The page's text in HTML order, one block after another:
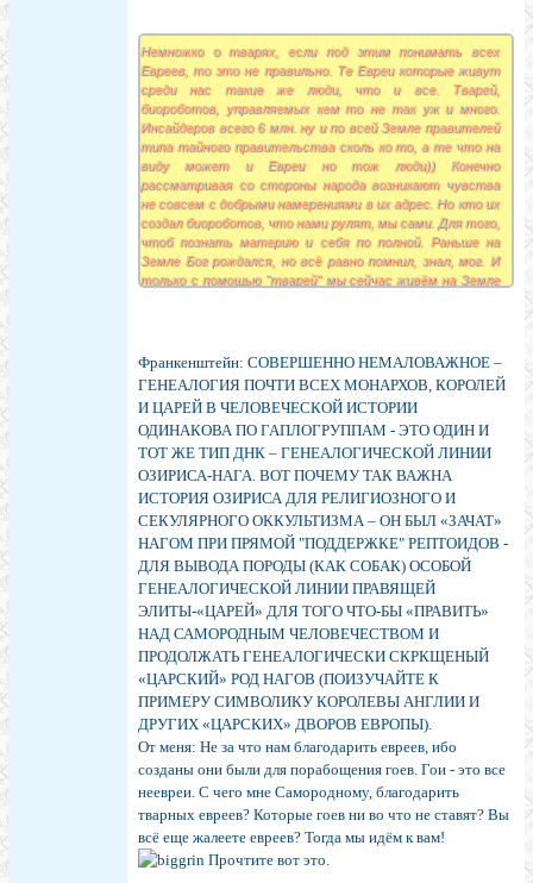
Немножко о тварях, если под этим понимать всех
Евреев, то это не правильно. Те Евреи которые живут
среди нас такие же люди, что и все. Тварей,
биороботов, управляемых кем то не так уж и много.
Инсайдеров всего 6 млн. ну и по всей Земле правителей
типа тайного правительства сколь ко то, а те что на
виду может и Евреи но тож люди)) Конечно
рассматривая со стороны народа возникают чувства
не совсем с добрыми намерениями в их адрес. Но кто их
создал биороботов, что нами рулят, мы сами. Для того,
чтоб познать материю и себя по полной. Раньше на
Земле Бог рождался, но всё равно помнил, знал, мог. И
только с помощью "тварей" мы сейчас живём на Земле
Франкенштейн: СОВЕРШЕННО НЕМАЛОВАЖНОЕ –
ГЕНЕАЛОГИЯ ПОЧТИ ВСЕХ МОНАРХОВ, КОРОЛЕЙ
И ЦАРЕЙ В ЧЕЛОВЕЧЕСКОЙ ИСТОРИИ
ОДИНАКОВА ПО ГАПЛОГРУППАМ - ЭТО ОДИН И
ТОТ ЖЕ ТИП ДНК – ГЕНЕАЛОГИЧЕСКОЙ ЛИНИИ
ОЗИРИСА-НАГА. ВОТ ПОЧЕМУ ТАК ВАЖНА
ИСТОРИЯ ОЗИРИСА ДЛЯ РЕЛИГИОЗНОГО И
СЕКУЛЯРНОГО ОККУЛЬТИЗМА – ОН БЫЛ «ЗАЧАТ»
НАГОМ ПРИ ПРЯМОЙ "ПОДДЕРЖКЕ" РЕПТОИДОВ -
ДЛЯ ВЫВОДА ПОРОДЫ (КАК СОБАК) ОСОБОЙ
ГЕНЕАЛОГИЧЕСКОЙ ЛИНИИ ПРАВЯЩЕЙ
ЭЛИТЫ-«ЦАРЕЙ» ДЛЯ ТОГО ЧТО-БЫ «ПРАВИТЬ»
НАД САМОРОДНЫМ ЧЕЛОВЕЧЕСТВОМ И
ПРОДОЛЖАТЬ ГЕНЕАЛОГИЧЕСКИ СКРКЩЕНЫЙ
«ЦАРСКИЙ» РОД НАГОВ (ПОИЗУЧАЙТЕ К
ПРИМЕРУ СИМВОЛИКУ КОРОЛЕВЫ АНГЛИИ И
ДРУГИХ «ЦАРСКИХ» ДВОРОВ ЕВРОПЫ).
От меня: Не за что нам благодарить евреев, ибо
созданы они были для порабощения гоев. Гои - это все
неевреи. С чего мне Самородному, благодарить
тварных евреев? Которые гоев ни во что не ставят? Вы
всё еще жалеете евреев? Тогда мы идём к вам!
Прочтите вот это.